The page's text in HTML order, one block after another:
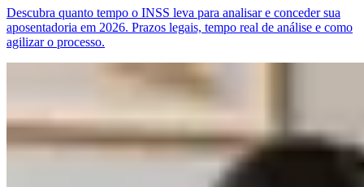
Descubra quanto tempo o INSS leva para analisar e conceder sua
aposentadoria em 2026. Prazos legais, tempo real de análise e como
agilizar o processo.